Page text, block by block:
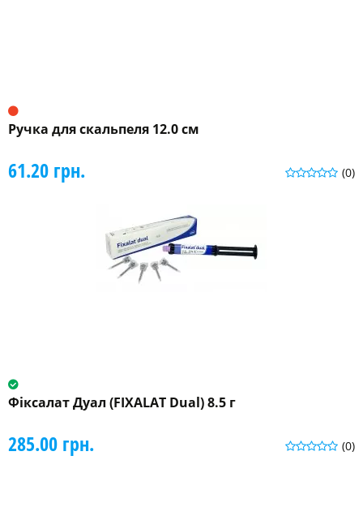
Ручка для скальпеля 12.0 см
(0)
61.20 грн.
Фіксалат Дуал (FIXALAT Dual) 8.5 г
(0)
285.00 грн.